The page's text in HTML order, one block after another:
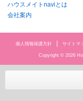
ハウスメイトnaviとは
会社案内
個人情報保護方針 サイトマ
Copyright © 2026